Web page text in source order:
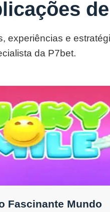
experiências e
da P7bet.
Fascinante Mundo